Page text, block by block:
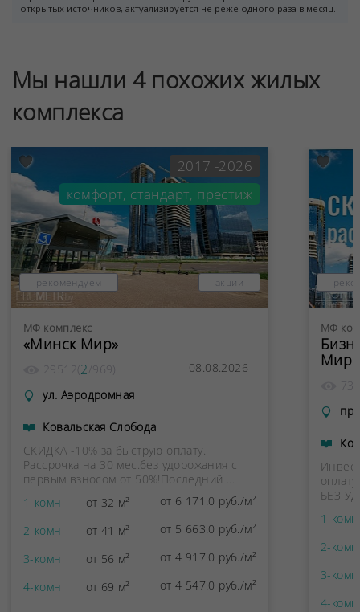
открытых источников, актуализируется не реже одного раза в месяц.
Мы нашли 4 похожих жилых
комплекса
2017 -2026
комфорт, стандарт, престиж
рекомендуем акции
МФ комплекс
«Минск Мир»
29512 2 969
08.08.2026
ул. Аэродромная
Ковальская Слобода
СКИДКА -10% за быструю оплату.
Рассрочка на 30 мес.без удорожания с
первым взносом от 50%!Последний ...
1-комн
от 32 м²
от 6 171.0 руб./м²
2-комн
от 41 м²
от 5 663.0 руб./м²
3-комн
от 56 м²
от 4 917.0 руб./м²
4-комн
от 69 м² от 4 547.0 руб./м²
МФ
Мир"
БЕЗ
1-комн
2-комн
3-комн
4-комн